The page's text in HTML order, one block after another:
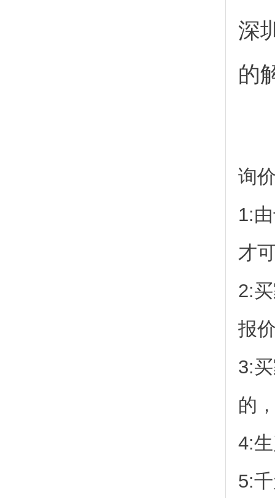
深
的
询
1:
才
2:
报
3:
的
4:
5: